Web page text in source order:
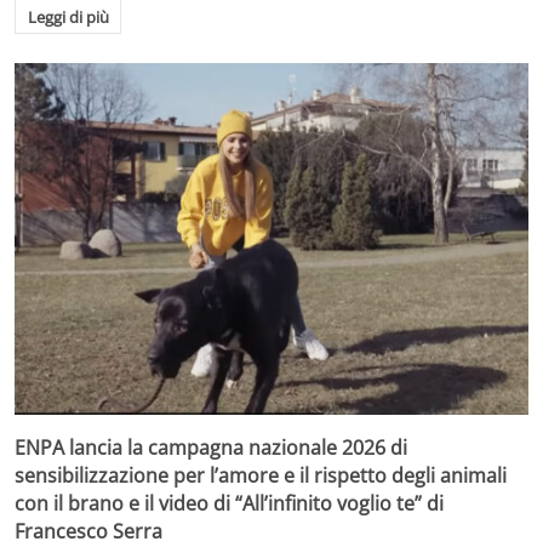
Leggi di più
ENPA lancia la campagna nazionale 2026 di
sensibilizzazione per l’amore e il rispetto degli animali
con il brano e il video di “All’infinito voglio te” di
Francesco Serra